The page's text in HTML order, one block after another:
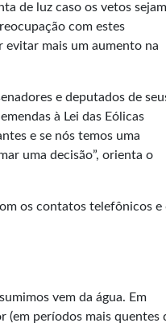
de luz caso os vetos sejam
com estes
evitar mais um aumento na
e deputados de
à Lei das Eólicas
e se nós temos uma
uma decisão”, orienta o
os contatos telefônicos e
vem da água. Em
(em períodos mais quentes